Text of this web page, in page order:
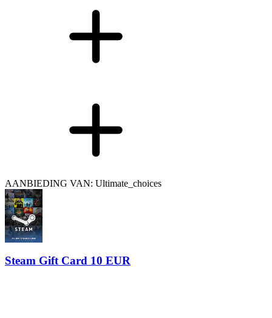
AANBIEDING VAN: Ultimate_choices
Steam Gift Card 10 EUR